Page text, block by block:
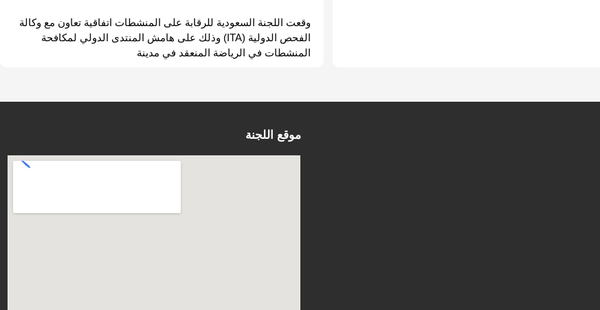
وقعت اللجنة السعودية للرقابة على المنشطات اتفاقية تعاون مع وكالة
الفحص الدولية (ITA) وذلك على هامش المنتدى الدولي لمكافحة
المنشطات في الرياضة المنعقد في مدينة
موقع اللجنة